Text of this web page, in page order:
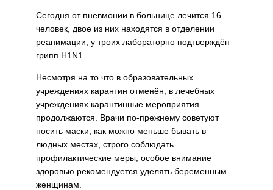
Сегодня от пневмонии в больнице лечится 16
человек, двое из них находятся в отделении
реанимации, у троих лабораторно подтверждён
грипп Н1N1.
Несмотря на то что в образовательных
учреждениях карантин отменён, в лечебных
учреждениях карантинные мероприятия
продолжаются. Врачи по-прежнему советуют
носить маски, как можно меньше бывать в
людных местах, строго соблюдать
профилактические меры, особое внимание
здоровью рекомендуется уделять беременным
женщинам.